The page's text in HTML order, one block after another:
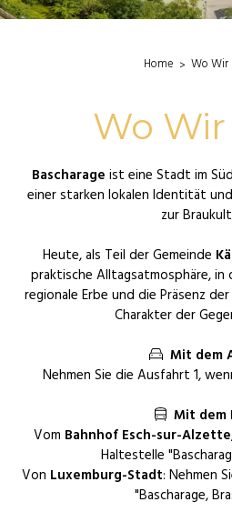
Home Wo Wir
Wo
Bascharageist eine Stadt im
einer starken lokalen Identität
zur
Heute, als Teil der Gemeinde
praktische Alltagsatmosphäre, in
regionale Erbe und die Präsenz der
Charakter der
Mit dem
Nehmen Sie die Ausfahrt 1,
Mit dem
Vom Bahnhof Esch-sur-Alzette
Haltestelle
Von Luxemburg-Stadt: Nehmen
"Bascharage,